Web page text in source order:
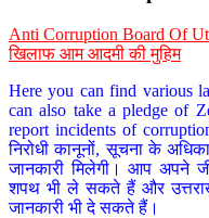
Anti Corruption Board Of
खिलाफ आम आदमी की मुहिम
Here you can find various
can also take a pledge of
report incidents of
निरोधी कानूनों, सूचना के
जानकारी मिलेगी। आप अपने
शपथ भी ले सकते हैं और
जानकारी भी दे सकते हैं।